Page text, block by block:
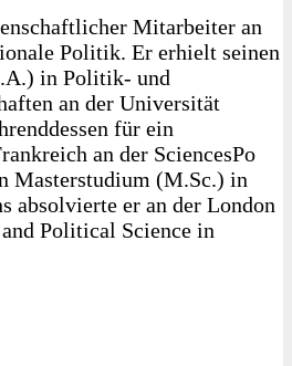
Mitarbeiter an
Politik. Er erhielt seinen
in Politik- und
an der Universität
für ein
an der SciencesPo
Masterstudium (M.Sc.) in
absolvierte er an der London
Political Science in